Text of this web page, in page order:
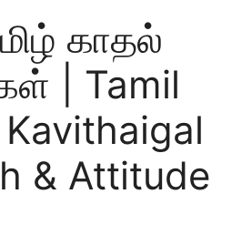
காதல்
| Tamil
& Attitude